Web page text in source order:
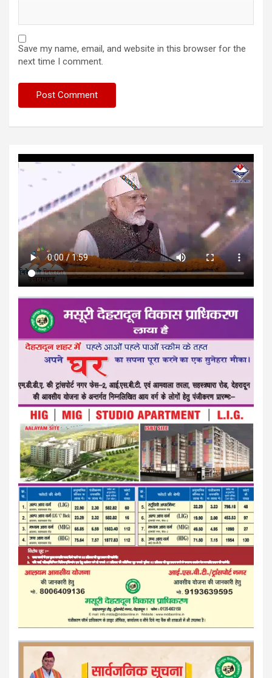
Save my name, email, and website in this browser for the
next time I comment.